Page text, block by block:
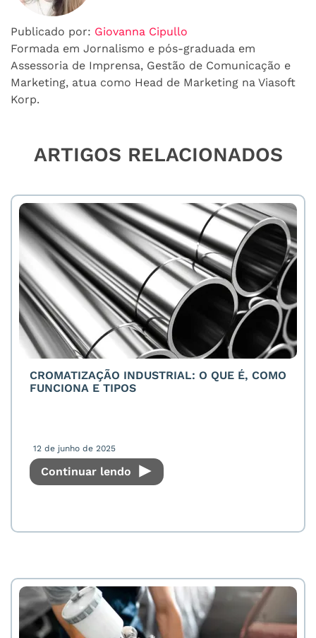
Publicado por: Giovanna Cipullo
Formada em Jornalismo e pós-graduada em
Assessoria de Imprensa, Gestão de Comunicação e
Marketing, atua como Head de Marketing na Viasoft
Korp.
ARTIGOS RELACIONADOS
CROMATIZAÇÃO INDUSTRIAL: O QUE É, COMO
FUNCIONA E TIPOS
12 de junho de 2025
Continuar lendo